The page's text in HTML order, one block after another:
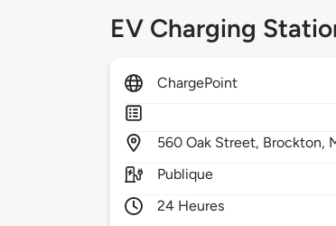
EV Charging
ChargePoint
560Oak Street, Brockton,
Publique
24 Heures